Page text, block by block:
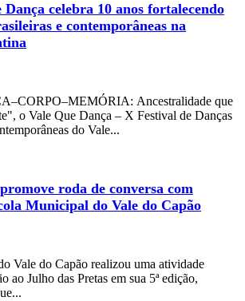
Dança celebra 10 anos fortalecendo
e contemporâneas na
Ancestralidade que
o Vale Que Dança – X Festival de Danças
do Vale...
roda de conversa com
Municipal do Vale do Capão
Vale do Capão realizou uma atividade
ao Julho das Pretas em sua 5ª edição,